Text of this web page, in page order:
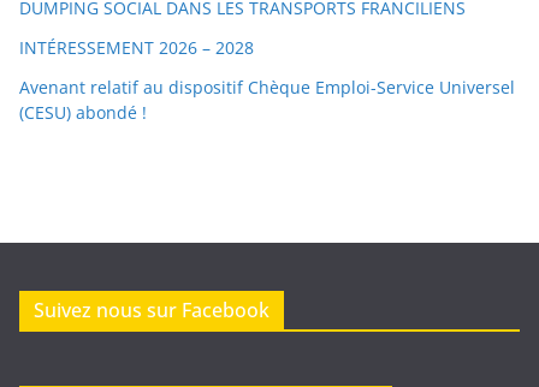
DUMPING SOCIAL DANS LES TRANSPORTS FRANCILIENS
INTÉRESSEMENT 2026 – 2028
Avenant relatif au dispositif Chèque Emploi-Service Universel
(CESU) abondé !
Suivez nous sur Facebook